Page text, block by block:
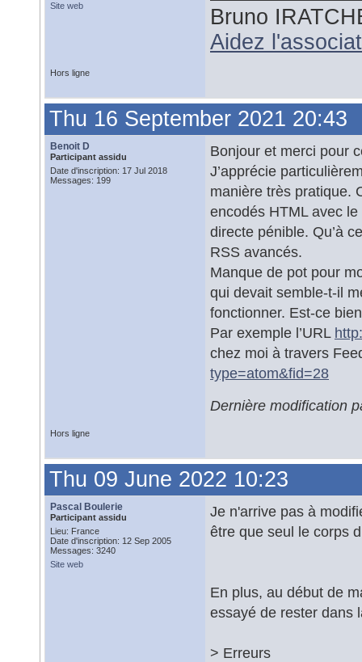
Site web
Bruno
Aidez
Hors ligne
Thu 16 September 2021 20:43
Benoit D
Participant assidu
Date d'inscription: 17 Jul 2018
Messages: 199
Bonjour et merci pour
J’apprécie
manière très pratique.
encodés HTML avec
directe pénible. Qu’à
RSS avancés.
Manque de pot pour
qui devait semble-t-il
fonctionner. Est-ce
Par exemple l’URL
chez moi à travers
type=atom&fid=28
Dernière modification
Hors ligne
Thu 09 June 2022 10:23
Pascal Boulerie
Participant assidu
Lieu: France
Date d'inscription: 12 Sep 2005
Messages: 3240
Site web
Je n'arrive pas à
être que seul le corps
En plus, au début de
essayé de rester dans
> Erreurs